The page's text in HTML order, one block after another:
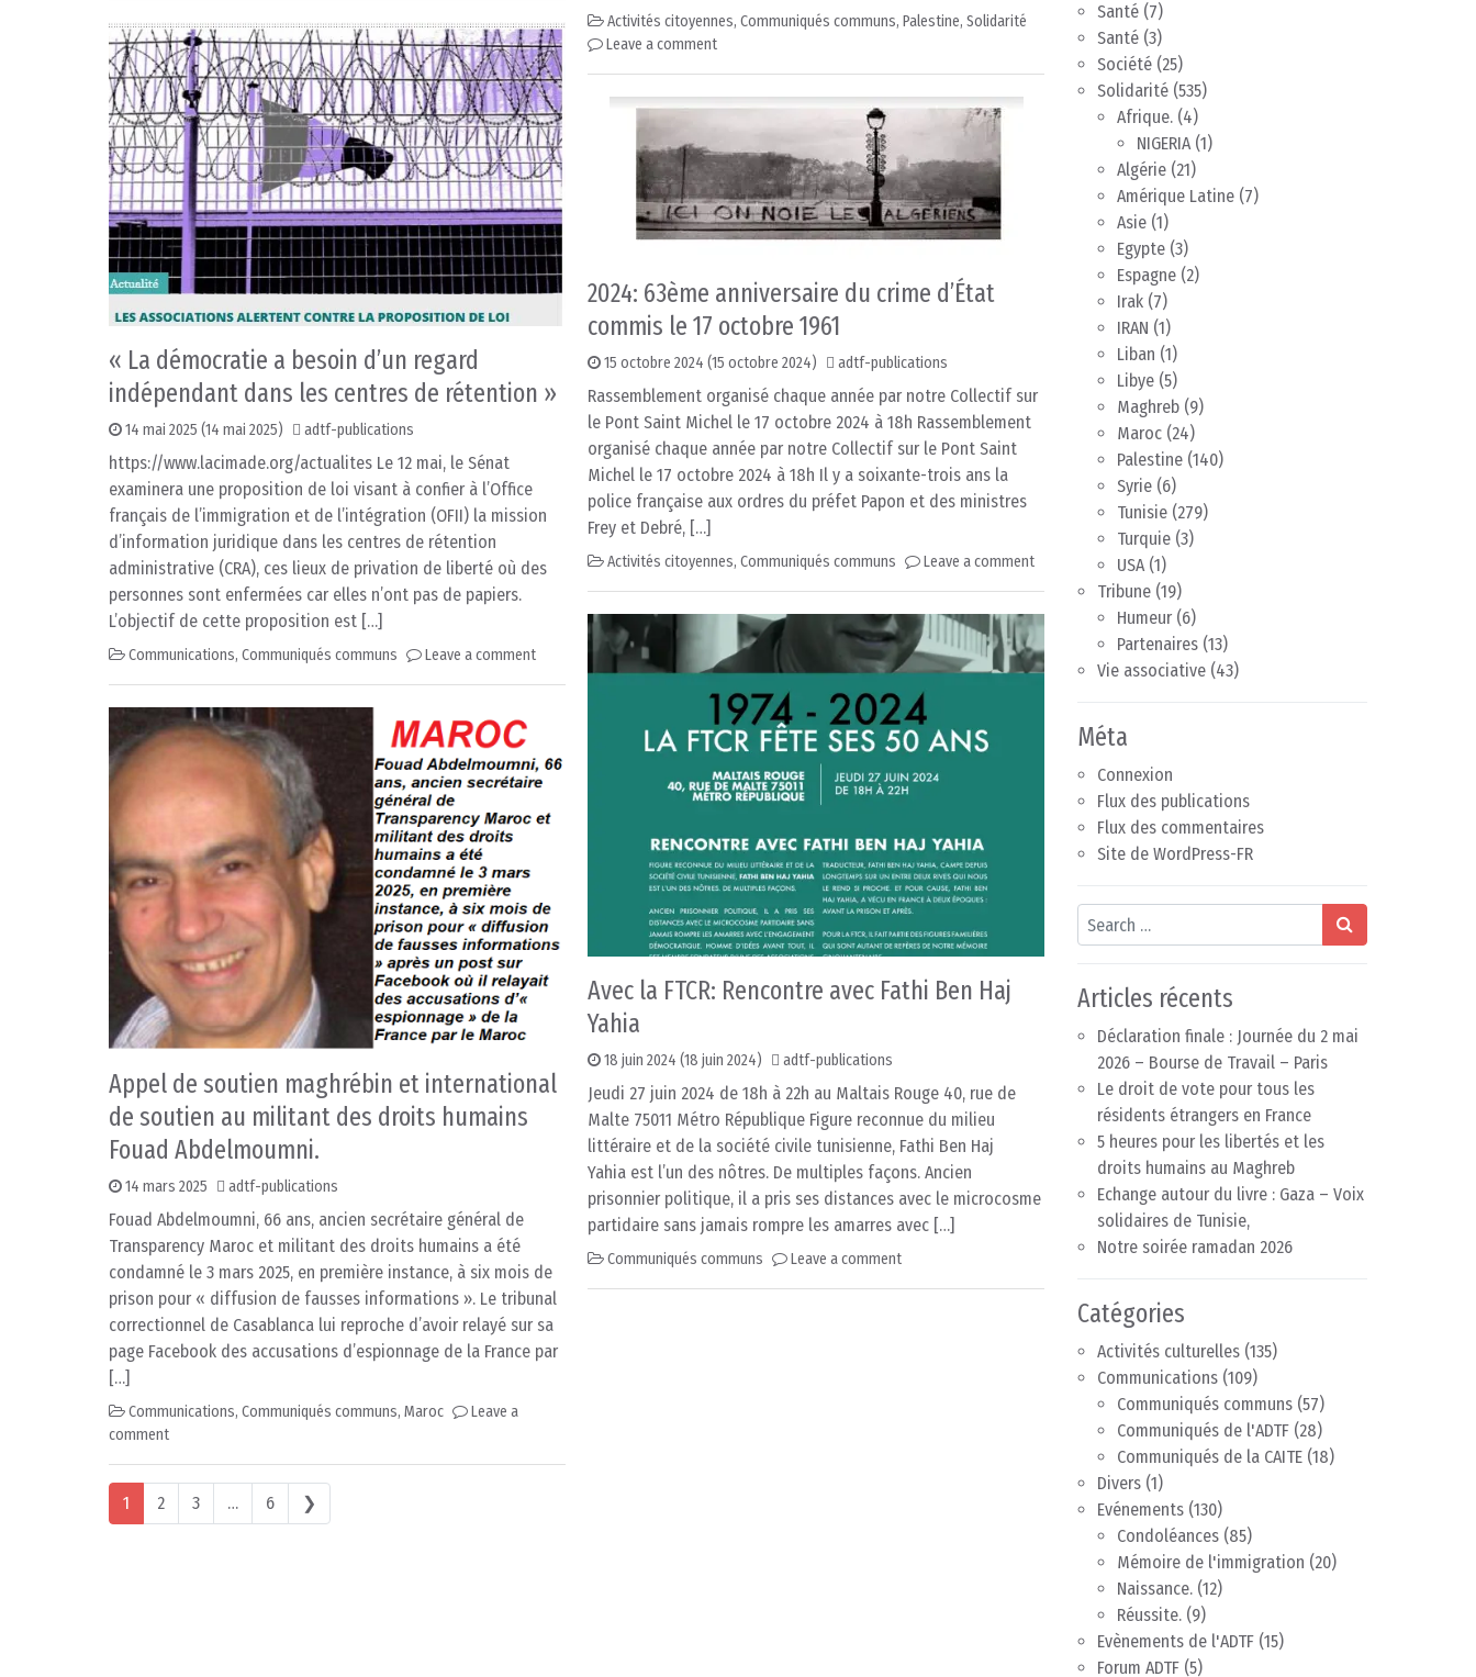
« La démocratie a besoin d’un regard
indépendant dans les centres de rétention »
14 mai 2025 (14 mai 2025) adtf-publications
https://www.lacimade.org/actualites Le 12 mai, le Sénat
examinera une proposition de loi visant à confier à l’Office
français de l’immigration et de l’intégration (OFII) la mission
d’information juridique dans les centres de rétention
administrative (CRA), ces lieux de privation de liberté où des
personnes sont enfermées car elles n’ont pas de papiers.
L’objectif de cette proposition est […]
Communications, Communiqués communs Leave a comment
Appel de soutien maghrébin et international
de soutien au militant des droits humains
Fouad Abdelmoumni.
14 mars 2025 adtf-publications
Fouad Abdelmoumni, 66 ans, ancien secrétaire général de
Transparency Maroc et militant des droits humains a été
condamné le 3 mars 2025, en première instance, à six mois de
prison pour « diffusion de fausses informations ». Le tribunal
correctionnel de Casablanca lui reproche d’avoir relayé sur sa
page Facebook des accusations d’espionnage de la France par
[…]
Communications, Communiqués communs, Maroc
Leave a
comment
Activités citoyennes, Communiqués communs, Palestine, Solidarité
Leave a comment
2024: 63ème anniversaire du crime d’État
commis le 17 octobre 1961
15 octobre 2024 (15 octobre 2024) adtf-publications
Rassemblement organisé chaque année par notre Collectif sur
le Pont Saint Michel le 17 octobre 2024 à 18h Rassemblement
organisé chaque année par notre Collectif sur le Pont Saint
Michel le 17 octobre 2024 à 18h Il y a soixante-trois ans la
police française aux ordres du préfet Papon et des ministres
Frey et Debré, […]
Activités citoyennes, Communiqués communs Leave a comment
Avec la FTCR: Rencontre avec Fathi Ben Haj
Yahia
18 juin 2024 (18 juin 2024) adtf-publications
Jeudi 27 juin 2024 de 18h à 22h au Maltais Rouge 40, rue de
Malte 75011 Métro République Figure reconnue du milieu
littéraire et de la société civile tunisienne, Fathi Ben Haj
Yahia est l’un des nôtres. De multiples façons. Ancien
prisonnier politique, il a pris ses distances avec le microcosme
partidaire sans jamais rompre les amarres avec […]
Communiqués communs Leave a comment
Posts navigation
1 2 3 … 6 ❯
Santé (7)
Santé (3)
Société (25)
Solidarité (535)
Afrique. (4)
NIGERIA(1)
Algérie (21)
Amérique Latine (7)
Asie (1)
Egypte (3)
Espagne (2)
Irak (7)
IRAN (1)
Liban (1)
Libye (5)
Maghreb (9)
Maroc (24)
Palestine (140)
Syrie (6)
Tunisie (279)
Turquie (3)
USA(1)
Tribune (19)
Humeur (6)
Partenaires (13)
Vie associative (43)
Méta
Connexion
Flux des publications
Flux des commentaires
Site de WordPress-FR
Search
Articles récents
Déclaration finale : Journée du 2 mai
2026 – Bourse de Travail – Paris
Le droit de vote pour tous les
résidents étrangers en France
5 heures pour les libertés et les
droits humains au Maghreb
Echange autour du livre : Gaza – Voix
solidaires de Tunisie,
Notre soirée ramadan 2026
Catégories
Activités culturelles (135)
Communications (109)
Communiqués communs (57)
Communiqués de l'ADTF (28)
Communiqués de la CAITE (18)
Divers (1)
Evénements (130)
Condoléances (85)
Mémoire de l'immigration (20)
Naissance. (12)
Réussite. (9)
Evènements de l'ADTF (15)
Forum ADTF (5)